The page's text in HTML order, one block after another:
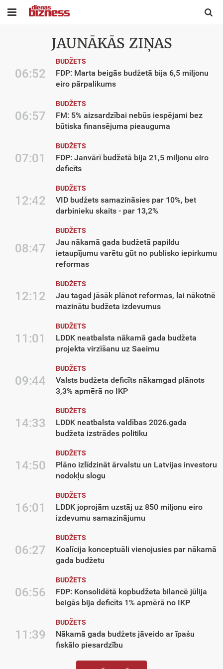
 
JAUNĀKĀS ZIŅAS
06:52
BUDŽETS
FDP: Marta beigās budžetā bija 6,5 miljonu
eiro pārpalikums
06:57
BUDŽETS
FM: 5% aizsardzībai nebūs iespējami bez
būtiska finansējuma pieauguma
07:01
BUDŽETS
FDP: Janvārī budžetā bija 21,5 miljonu eiro
deficīts
12:42
BUDŽETS
VID budžets samazināsies par 10%, bet
darbinieku skaits - par 13,2%
08:47
BUDŽETS
Jau nākamā gada budžetā papildu
ietaupījumu varētu gūt no publisko iepirkumu
reformas
12:12
BUDŽETS
Jau tagad jāsāk plānot reformas, lai nākotnē
mazinātu budžeta izdevumus
11:01
BUDŽETS
LDDK neatbalsta nākamā gada budžeta
projekta virzīšanu uz Saeimu
09:44
BUDŽETS
Valsts budžeta deficīts nākamgad plānots
3,3% apmērā no IKP
14:33
BUDŽETS
LDDK neatbalsta valdības 2026.gada
budžeta izstrādes politiku
14:50
BUDŽETS
Plāno izlīdzināt ārvalstu un Latvijas investoru
nodokļu slogu
16:01
BUDŽETS
LDDK joprojām uzstāj uz 850 miljonu eiro
izdevumu samazinājumu
06:27
BUDŽETS
Koalīcija konceptuāli vienojusies par nākamā
gada budžetu
06:56
BUDŽETS
FDP: Konsolidētā kopbudžeta bilancē jūlija
beigās bija deficīts 1% apmērā no IKP
11:39
BUDŽETS
Nākamā gada budžets jāveido ar īpašu
fiskālo piesardzību